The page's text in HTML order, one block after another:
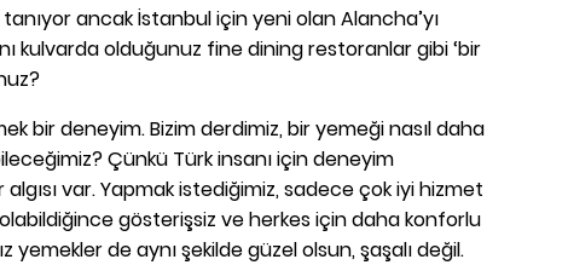
tanıyor ancak İstanbul için yeni olan Alancha’yı
kulvarda olduğunuz fine dining restoranlar gibi ‘bir
bir deneyim. Bizim derdimiz, bir yemeği nasıl daha
Çünkü Türk insanı için deneyim
var. Yapmak istediğimiz, sadece çok iyi hizmet
gösterişsiz ve herkes için daha konforlu
yemekler de aynı şekilde güzel olsun, şaşalı değil.